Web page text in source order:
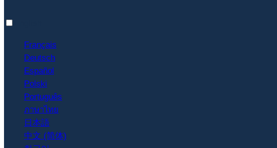
Français
Deutsch
Español
Polski
Português
ภาษาไทย
日本語
中文 (简体)